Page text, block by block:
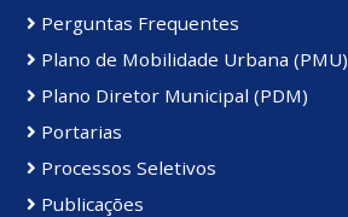
Perguntas Frequentes
Plano de Mobilidade Urbana (PMU)
Plano Diretor Municipal (PDM)
Portarias
Processos Seletivos
Publicações